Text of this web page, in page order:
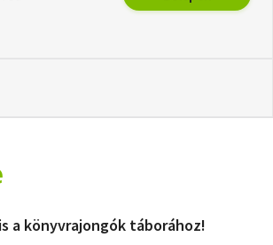
a könyvrajongók táborához!